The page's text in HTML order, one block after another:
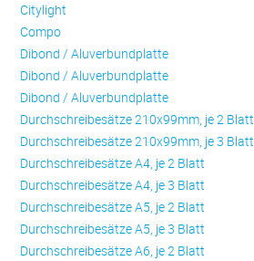
Citylight
Compo
Dibond / Aluverbundplatte
Dibond / Aluverbundplatte
Dibond / Aluverbundplatte
Durchschreibesätze 210x99mm, je 2 Blatt
Durchschreibesätze 210x99mm, je 3 Blatt
Durchschreibesätze A4, je 2 Blatt
Durchschreibesätze A4, je 3 Blatt
Durchschreibesätze A5, je 2 Blatt
Durchschreibesätze A5, je 3 Blatt
Durchschreibesätze A6, je 2 Blatt